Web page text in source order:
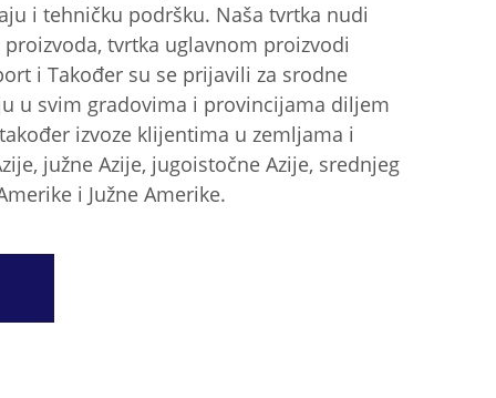
i tehničku podršku. Naša tvrtka nudi
tvrtka uglavnom proizvodi
i Također su se prijavili za srodne
u svim gradovima i provincijama diljem
izvoze klijentima u zemljama i
južne Azije, jugoistočne Azije, srednjeg
i Južne Amerike.